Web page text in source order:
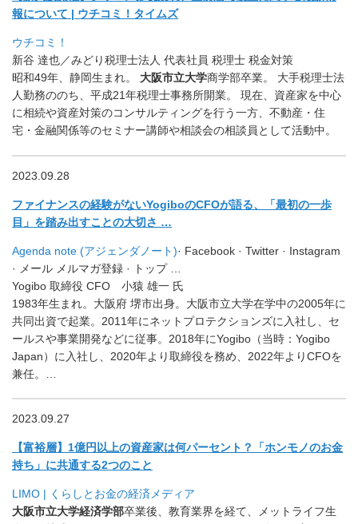
報について | ウチコミ！タイムズ
ウチコミ！
新谷 達也／みどり税理士法人 代表社員 税理士 税金対策
昭和49年、静岡生まれ。 大阪市立大学商学部卒業。 大手税理士法
人勤務ののち、平成21年税理士事務所開業。 現在、資産家を中心
に相続や資産対策のコンサルティングを行う一方、不動産・住
宅・金融関係等のセミナー講師や相談会の相談員として活動中。
2023.09.28
ファイナンスの経験がないYogiboのCFOが語る、「最初の一歩
目」を踏み出すことの大切さ …
Agenda note (アジェンダノート)· Facebook · Twitter · Instagram
· メール メルマガ登録 · トップ …
Yogibo 取締役 CFO 小猿 雄一 氏
1983年生まれ。大阪府 堺市出身。大阪市立大学在学中の2005年に
共同出資で起業。2011年にネットプロテクションズに入社し、セ
ールスや事業開発などに従事。2018年にYogibo（当時：Yogibo
Japan）に入社し、2020年より取締役を務め、2022年よりCFOを
兼任。
2023.09.27
【富裕層】1億円以上の資産家は何パーセント？「ホンモノのお金
持ち」に共通する2つのこと
LIMO | くらしとお金の経済メディア
大阪市立大学経済学部卒業後、教育業界を経て、
メットライフ生